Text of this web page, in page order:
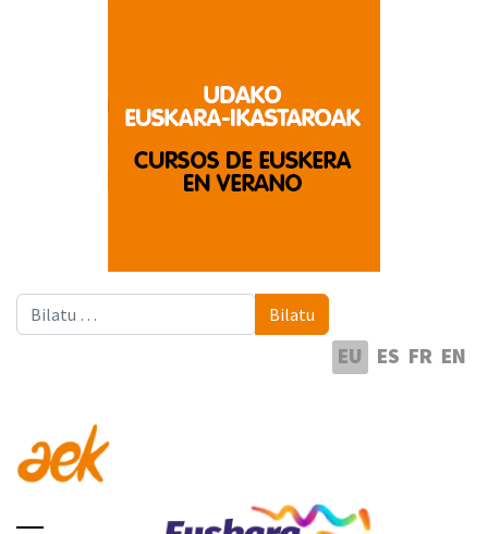
Bilatu Bilatu
EU ES FR EN